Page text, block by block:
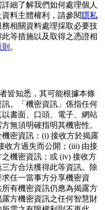
細了解我們如何處理個人
料主體權利，請參閱 隱私
相關資料處理採取必要技
等措施以及取得之憑證相
。
皆知悉，其可能根據本條
。「 機密資訊 」係指任何
書面、口頭、電子、網站
無須明確指明其機密性。
密資訊：(i) 接收方於揭露
收方過失而公開；(iii) 由接
機密資訊；或 (iv) 接收方
方合法獲得此等資訊。除
任一當事方分享機密資
有機密資訊仍應為揭露方
方機密資訊之任何智慧財